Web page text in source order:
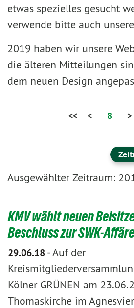
etwas spezielles gesucht
verwende bitte auch
2019 haben wir unsere
die älteren Mitteilungen
dem neuen Design
<< < 8 >
Ausgewählter Zeitraum:
KMV wählt neuen
Beschluss zur SWK-Affäre
29.06.18-Auf der
Kölner GRÜNEN am
Thomaskirche im